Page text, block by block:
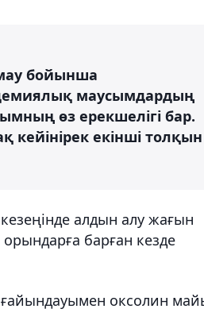
бойынша
маусымдардың
өз ерекшелігі бар.
кейінірек екінші толқын
алдын алу жағын
барған кезде
оксолин